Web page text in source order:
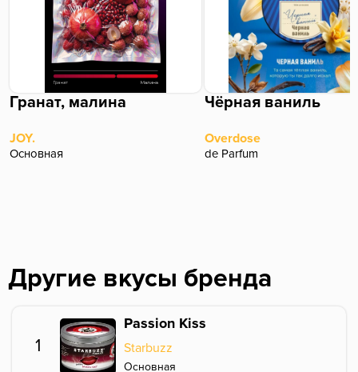
Гранат, малина
JOY.
Основная
Чёрная ваниль
Overdose
de Parfum
Другие вкусы бренда
1
Passion Kiss
Starbuzz
Основная